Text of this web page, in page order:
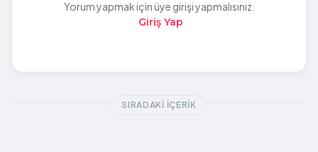
Yorum yapmak için üye girişi yapmalısınız.
Giriş Yap
SIRADAKI İÇERIK